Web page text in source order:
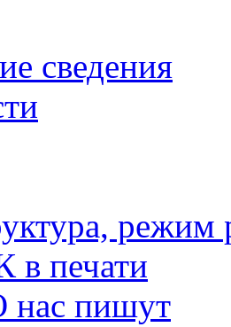
сведения
режим
в печати
нас пишут